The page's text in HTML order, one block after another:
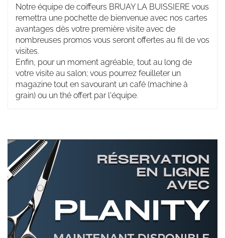
Notre équipe de coiffeurs BRUAY LA BUISSIERE vous
remettra une pochette de bienvenue avec nos cartes
avantages dès votre première visite avec de
nombreuses promos vous seront offertes au fil de vos
visites.
Enfin, pour un moment agréable, tout au long de
votre visite au salon; vous pourrez feuilleter un
magazine tout en savourant un café (machine à
grain) ou un thé offert par l'équipe.
Bannières
Réservation
ligne
avec
PLANITY